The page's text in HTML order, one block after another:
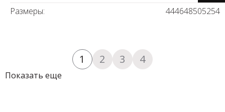
Размеры:
444648505254
1 2 3 4
Показать еще